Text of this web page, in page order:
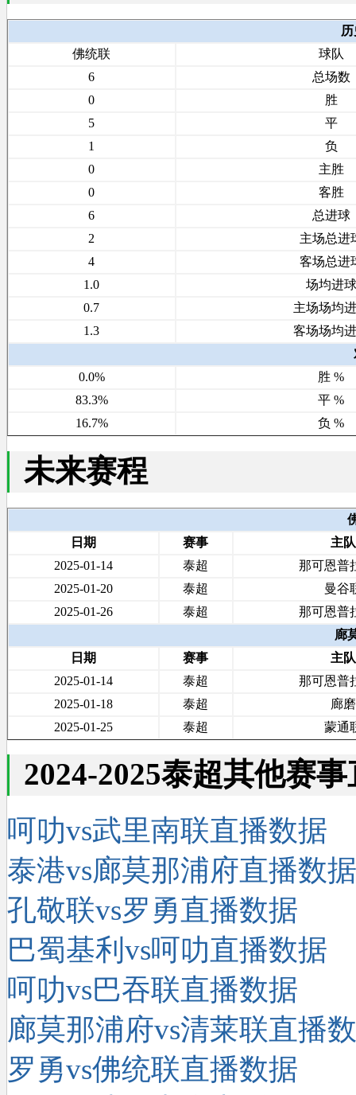
佛统联
球队
6
总场数
0
胜
5
平
1
负
0
主胜
0
客胜
6
总进球
2
主场总进
4
客场总进
1.0
场均进球
0.7
主场场均
1.3
客场场均
0.0%
胜 %
83.3%
平 %
16.7%
负 %
未来赛程
日期
赛事
主队
2025-01-14
泰超
那可恩普
2025-01-20
泰超
曼谷
2025-01-26
泰超
那可恩普
廊
日期
赛事
主队
2025-01-14
泰超
那可恩普
2025-01-18
泰超
廊磨
2025-01-25
泰超 蒙通
2024-2025泰超其他赛
呵叻vs武里南联直播数据
泰港vs廊莫那浦府直播数据
孔敬联vs罗勇直播数据
巴蜀基利vs呵叻直播数据
呵叻vs巴吞联直播数据
廊莫那浦府vs清莱联直播
罗勇vs佛统联直播数据